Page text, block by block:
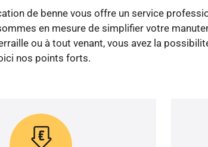
de benne vous offre un service
en mesure de simplifier votre
ou à tout venant, vous avez la
nos points forts.